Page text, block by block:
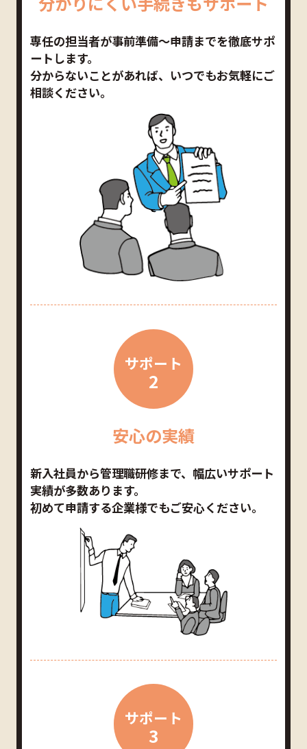
専任の担当者が事前準備〜申請までを徹底サポ
ートします。
分からないことがあれば、いつでもお気軽にご
相談ください。
サポート
2
安心の実績
新入社員から管理職研修まで、幅広いサポート
実績が多数あります。
初めて申請する企業様でもご安心ください。
サポート
3